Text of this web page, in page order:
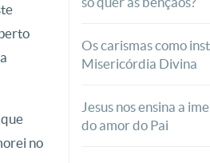
no
Os carismas como
Misericórdia Divina
Jesus nos ensina a
do amor do Pai